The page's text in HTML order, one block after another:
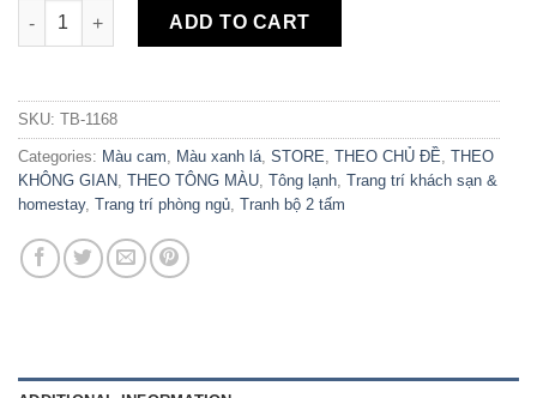
Bộ 2 Tranh Canvas Trừu Tượng Nghệ Thuật Tông Xanh TB-
ADD TO CART
SKU: TB-1168
Categories: Màu cam, Màu xanh lá, STORE, THEO CHỦ ĐỀ, THEO
KHÔNG GIAN, THEO TÔNG MÀU, Tông lạnh, Trang trí khách sạn &
homestay, Trang trí phòng ngủ, Tranh bộ 2 tấm